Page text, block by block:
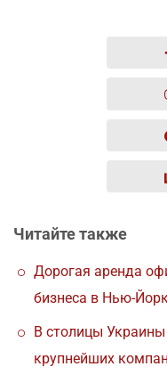
Читайте также
Дорогая аренда
бизнеса в Нью-
В столицы
крупнейших